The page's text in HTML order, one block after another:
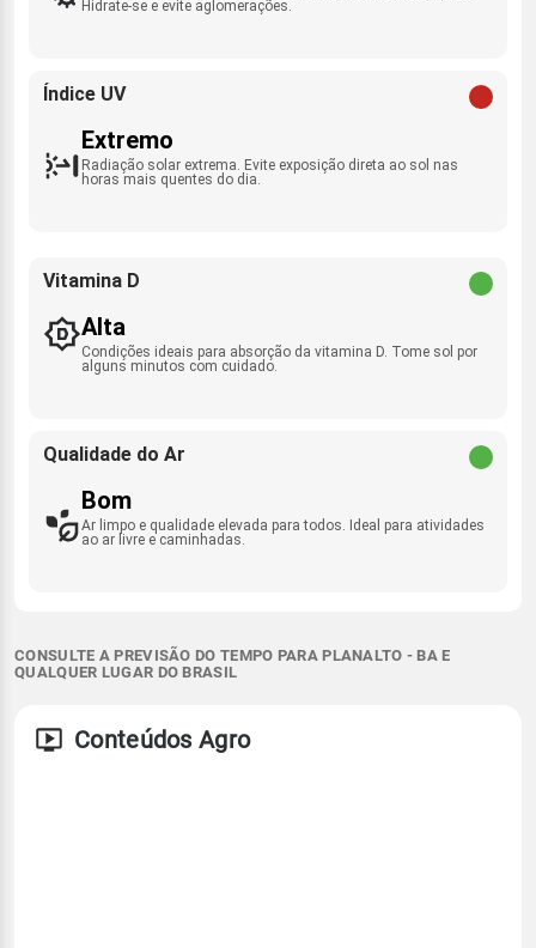
Hidrate-se e evite aglomerações.
Índice UV
Extremo
Radiação solar extrema. Evite exposição direta ao sol nas
horas mais quentes do dia.
Vitamina D
Alta
Condições ideais para absorção da vitamina D. Tome sol por
alguns minutos com cuidado.
Qualidade do Ar
Bom
Ar limpo e qualidade elevada para todos. Ideal para atividades
ao ar livre e caminhadas.
CONSULTE A PREVISÃO DO TEMPO PARA PLANALTO - BA E
QUALQUER LUGAR DO BRASIL
Conteúdos Agro